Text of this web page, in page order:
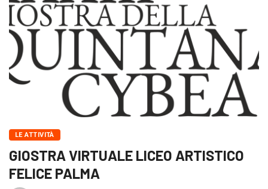
LE ATTIVITÀ
GIOSTRA VIRTUALE LICEO ARTISTICO
FELICE PALMA